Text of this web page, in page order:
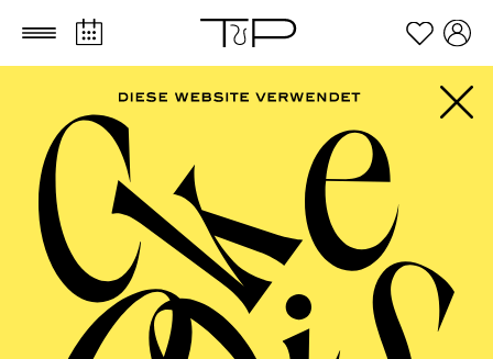
Zum Hauptinhalt springen Zum Footer springen
OPERA